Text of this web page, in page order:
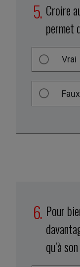
Croire
permet
Vrai
Faux
Pour
qu’à